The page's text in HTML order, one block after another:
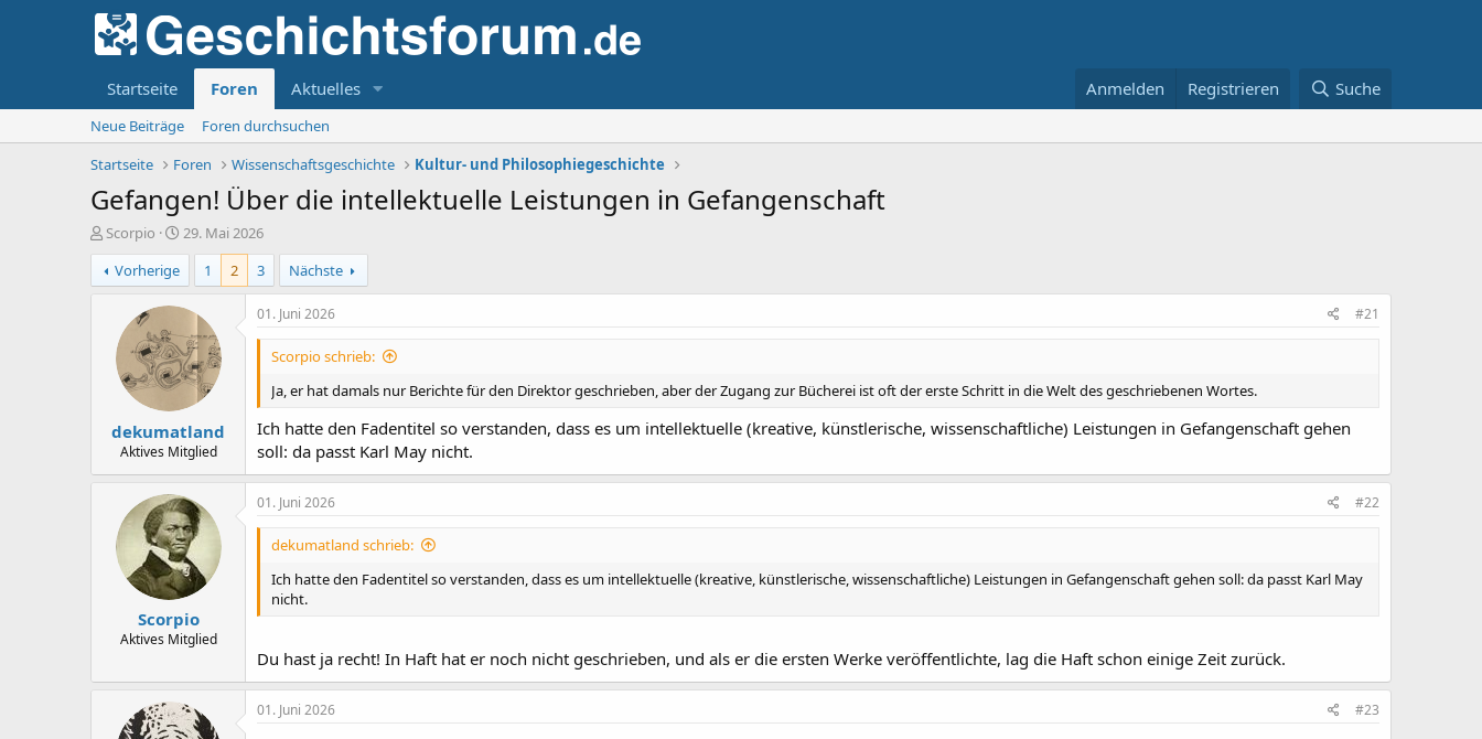
Startseite Foren Aktuelles Anmelden Registrieren Suche
Neue Beiträge
Foren durchsuchen
Startseite
Foren Wissenschaftsgeschichte Kultur- und Philosophiegeschichte
Gefangen! Über die intellektuelle Leistungen in Gefangenschaft
E
r
s
t
Scorpio
E
r
t
e
l
l
t
a
m
29. Mai 2026
Vorherige
1 2 3 Nächste
dekumatland
Aktives Mitglied
01. Juni 2026 #21
Scorpio schrieb:
Ja, er hat damals nur Berichte für den Direktor geschrieben, aber der Zugang zur Bücherei ist oft der erste Schritt in die Welt des geschriebenen Wortes.
Ich hatte den Fadentitel so verstanden, dass es um intellektuelle (kreative, künstlerische, wissenschaftliche) Leistungen in Gefangenschaft gehen
soll: da passt Karl May nicht.
Scorpio
Aktives Mitglied
01. Juni 2026 #22
dekumatland schrieb:
Ich hatte den Fadentitel so verstanden, dass es um intellektuelle (kreative, künstlerische, wissenschaftliche) Leistungen in Gefangenschaft gehen soll: da passt Karl May
nicht.
Du hast ja recht! In Haft hat er noch nicht geschrieben, und als er die ersten Werke veröffentlichte, lag die Haft schon einige Zeit zurück.
01. Juni 2026 #23